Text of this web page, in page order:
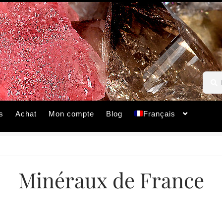
pour :
Achat Mon compte Blog Français
Minéraux de France